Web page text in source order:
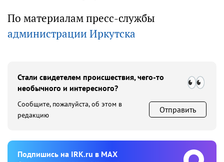
По материалам пресс-службы
администрации Иркутска
Стали свидетелем происшествия, чего-то
необычного и интересного?
Сообщите, пожалуйста, об этом в
редакцию
Отправить
Подпишиcь на IRK.ru в MAX